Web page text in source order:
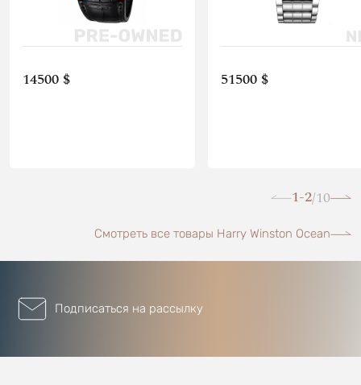
14500 $ 51500 $
1-2/10
Смотреть все товары Harry Winston Ocean
Подписаться на рассылку